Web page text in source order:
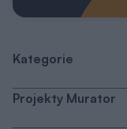
Kategorie
Projekty Murator